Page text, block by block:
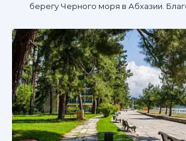
берегу Черного моря в Абхазии.